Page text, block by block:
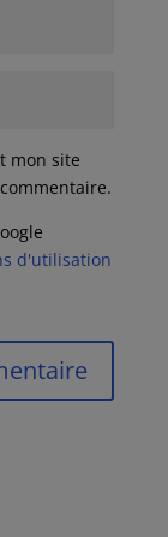
mon site
d'utilisation